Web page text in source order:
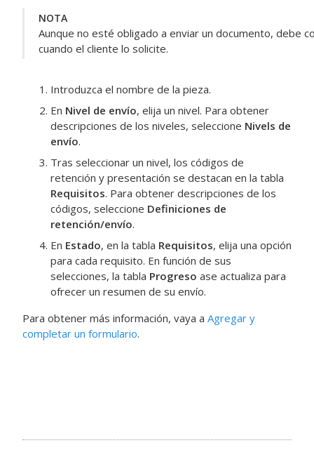
NOTA
Aunque no esté obligado a enviar un documento, debe
cuando el cliente lo solicite.
Introduzca el nombre de la pieza.
En Nivel de envío, elija un nivel. Para obtener
descripciones de los niveles, seleccione Nivels de
envío.
Tras seleccionar un nivel, los códigos de
retención y presentación se destacan en la tabla
Requisitos. Para obtener descripciones de los
códigos, seleccione Definiciones de
retención/envío.
En Estado, en la tabla Requisitos, elija una opción
para cada requisito. En función de sus
selecciones, la tabla Progreso ase actualiza para
ofrecer un resumen de su envío.
Para obtener más información, vaya a Agregar y
completar un formulario.